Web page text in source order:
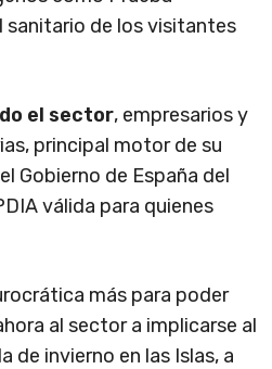
de los visitantes
el sector, empresarios y
principal motor de su
Gobierno de España del
válida para quienes
más para poder
al sector a implicarse al
invierno en las Islas, a